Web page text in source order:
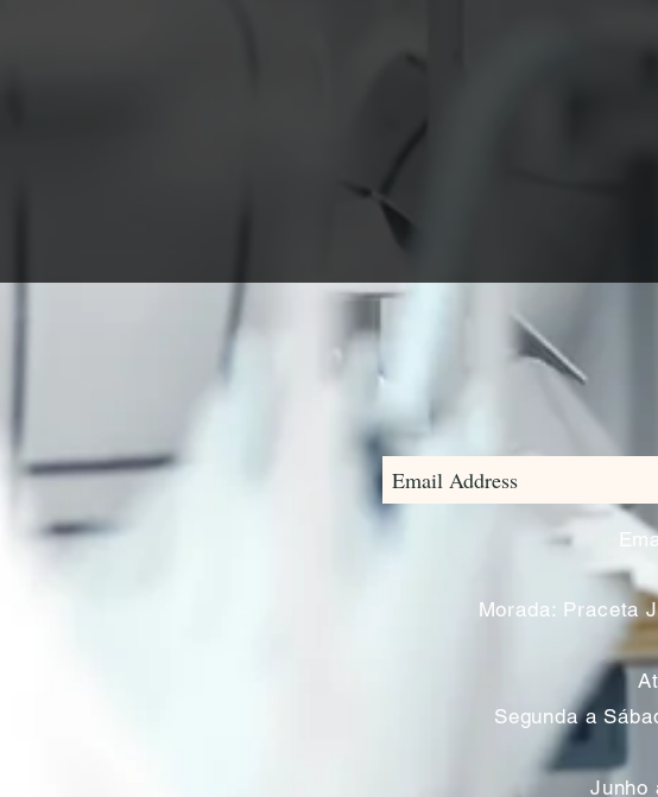
Morada: Praceta
Segunda a
Junho